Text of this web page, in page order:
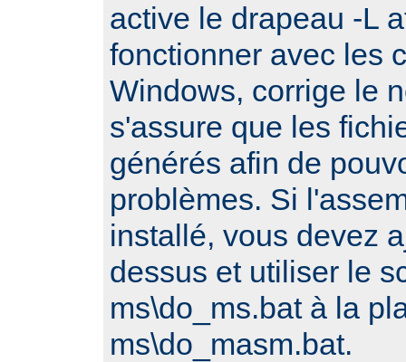
active le drapeau -L
fonctionner avec les
Windows, corrige le
s'assure que les
générés afin de
problèmes. Si
installé, vous devez
dessus et utiliser le
ms\do_ms.bat à la
ms\do_masm.bat.